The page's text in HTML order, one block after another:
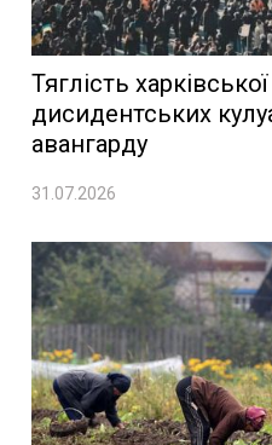
Тяглість
дисидентських
авангарду
31.07.2026